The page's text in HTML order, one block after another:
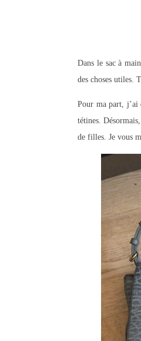
Dans le sac à
des choses utiles.
Pour ma part, j’ai
tétines.
de filles. Je vous